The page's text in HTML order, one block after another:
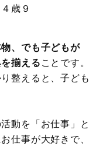
歳９
、でも子どもが
揃えることです。
整えると、子ども
動を「お仕事」と
仕事が大好きで、